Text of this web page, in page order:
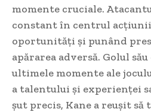
momente cruciale.
constant în centrul
oportunități și punând
apărarea adversă. Golul
ultimele momente ale
a talentului și experienței
șut precis, Kane a reușit